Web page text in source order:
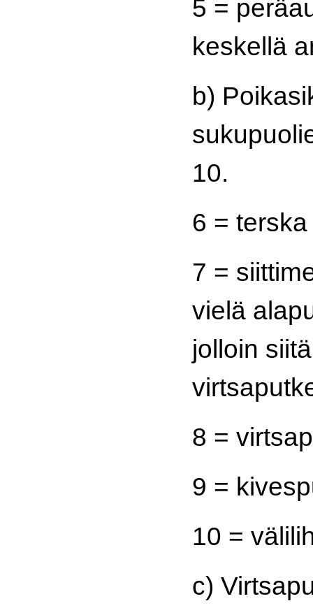
5 =
keskellä
b)
10.
6 = terska
7 =
vielä
jolloin
8 =
9 =
10 =
c)